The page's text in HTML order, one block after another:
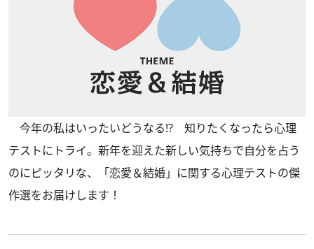
今年の私はいったいどうなる!? 知りたくなったら心理
テストにトライ。新年を迎えた新しい気持ちで自分を占う
のにピッタリな、「恋愛＆結婚」に関する心理テストの傑
作選をお届けします！